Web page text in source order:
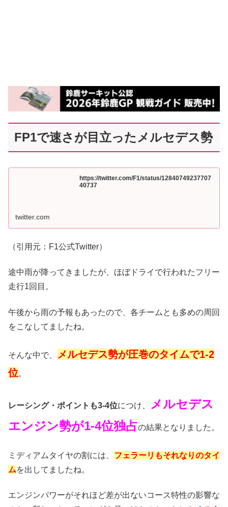
FP1で速さが目立ったメルセデス勢
https://twitter.com/F1/status/12840749237707
40737
twitter.com
（引用元：F1公式Twitter）
途中雨が降ってきましたが、ほぼドライで行われたフリー
走行1回目。
午後から雨の予報もあったので、各チームとも多めの周回
をこなしてましたね。
そんな中で、
メルセデス勢が圧巻のタイムで1-2
位。
レーシング・ポイントも3-4位につけ、
メルセデス
エンジン勢が1-4位独占の結果となりました。
ミディアムタイヤの割には、 フェラーリもそれなりのタイ
ムを出してましたね。
エンジンパワーがそれほど差が出ないコース特性の影響な